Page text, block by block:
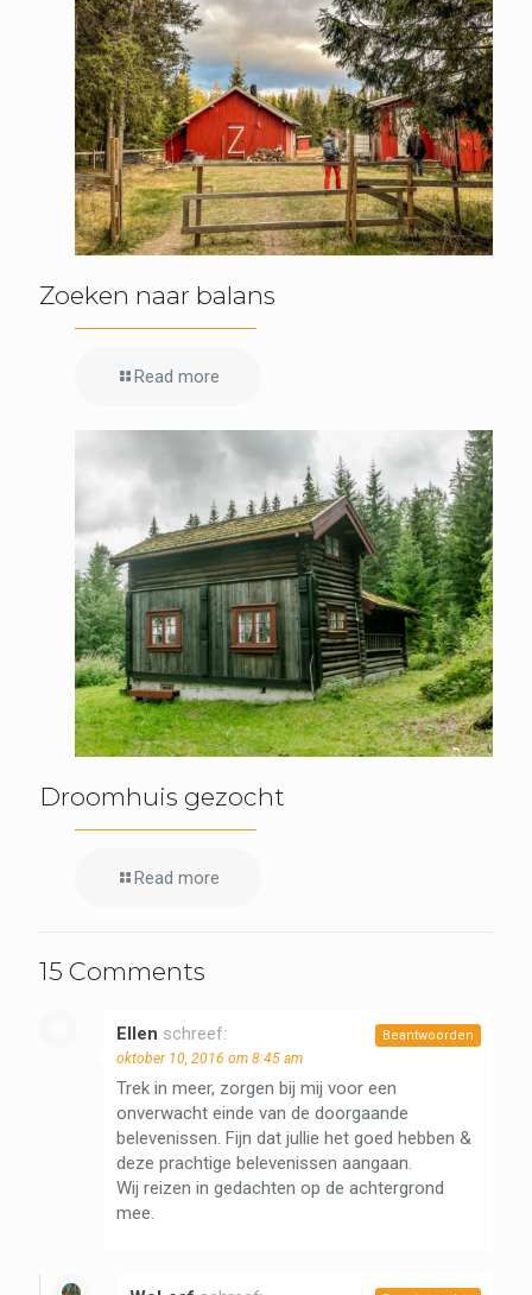
Zoeken naar balans
Read more
Droomhuis gezocht
Read more
15 Comments
Ellen schreef:
oktober 10, 2016 om 8:45 am
Trek in meer, zorgen bij mij voor een
onverwacht einde van de doorgaande
belevenissen. Fijn dat jullie het goed hebben &
deze prachtige belevenissen aangaan.
Wij reizen in gedachten op de achtergrond
mee.
Beantwoorden